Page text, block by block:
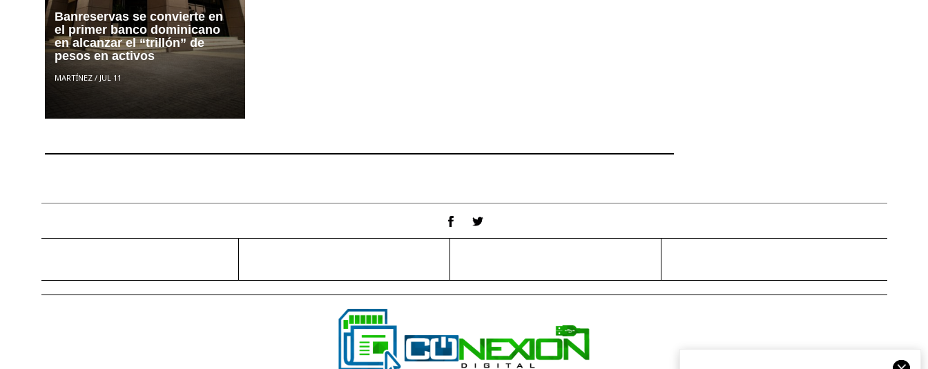
Banreservas se convierte en
el primer banco dominicano
en alcanzar el “trillón” de
pesos en activos
MARTÍNEZ / JUL 11